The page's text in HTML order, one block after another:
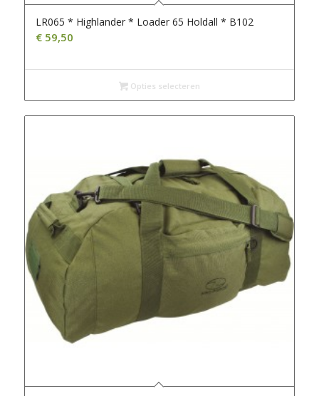
LR065 * Highlander * Loader 65 Holdall * B102
€59,50
Opties selecteren